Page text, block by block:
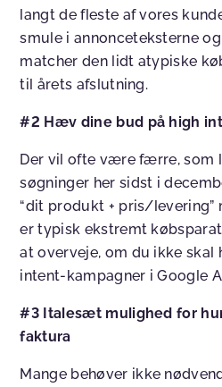
langt de fleste af vores
smule i annonceteksterne
matcher den lidt atypiske
til årets afslutning.
#2 Hæv dine bud på high
Der vil ofte være færre, som
søgninger her sidst i
“dit produkt + pris/levering”
er typisk ekstremt
at overveje, om du ikke
intent-kampagner i Google
#3 Italesæt mulighed for
faktura
Mange behøver ikke